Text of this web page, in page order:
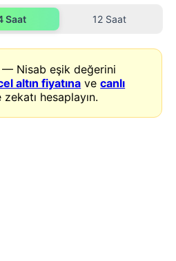
Saat 12 Saat
— Nisab eşik değerini
altın fiyatına vecanlı
hesaplayın.